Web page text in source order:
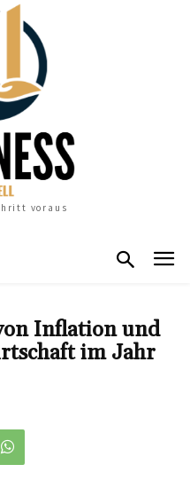
voraus
Inflation und
im Jahr